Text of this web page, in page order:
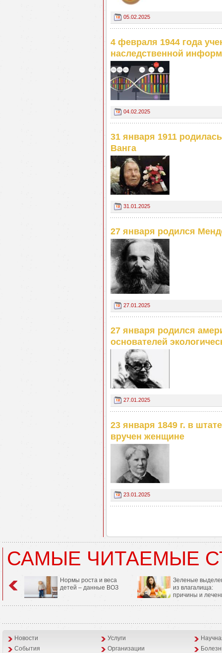
05.02.2025
4 февраля 1944 года
наследственной
04.02.2025
31 января 1911
Ванга
31.01.2025
27 января родился
27.01.2025
27 января родился
основателей
27.01.2025
23 января 1849 г. в
вручен женщине
23.01.2025
САМЫЕ ЧИТАЕМЫЕ
Нормы роста и веса
детей – данные ВОЗ
Зеленые
из влагалища:
причины и
Новости Услуги
События
Организации